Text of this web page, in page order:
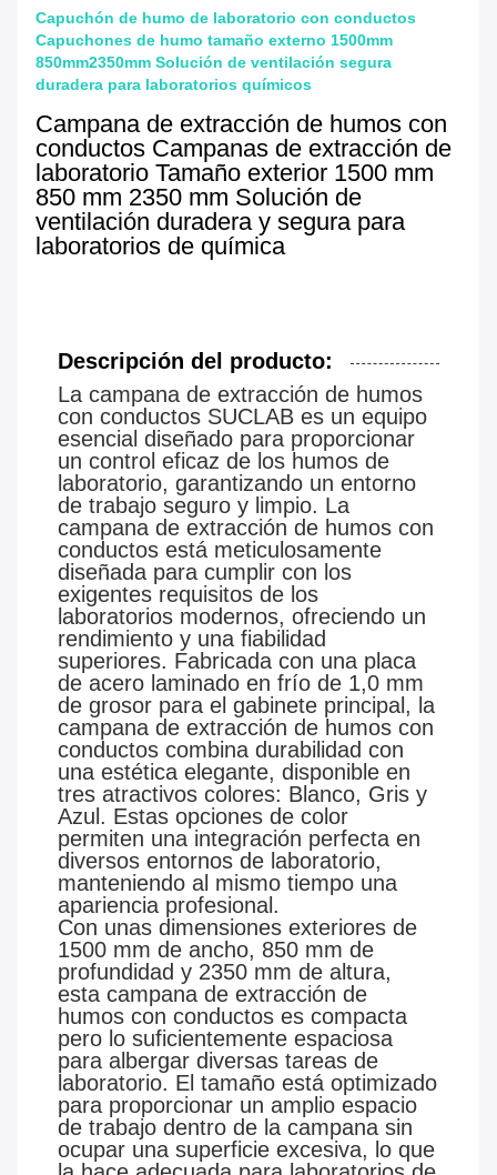
Capuchón de humo de laboratorio con conductos
Capuchones de humo tamaño externo 1500mm
850mm2350mm Solución de ventilación segura
duradera para laboratorios químicos
Campana de extracción de humos con
conductos Campanas de extracción de
laboratorio Tamaño exterior 1500 mm
850 mm 2350 mm Solución de
ventilación duradera y segura para
laboratorios de química
Descripción del producto:
La campana de extracción de humos
con conductos SUCLAB es un equipo
esencial diseñado para proporcionar
un control eficaz de los humos de
laboratorio, garantizando un entorno
de trabajo seguro y limpio. La
campana de extracción de humos con
conductos está meticulosamente
diseñada para cumplir con los
exigentes requisitos de los
laboratorios modernos, ofreciendo un
rendimiento y una fiabilidad
superiores. Fabricada con una placa
de acero laminado en frío de 1,0 mm
de grosor para el gabinete principal, la
campana de extracción de humos con
conductos combina durabilidad con
una estética elegante, disponible en
tres atractivos colores: Blanco, Gris y
Azul. Estas opciones de color
permiten una integración perfecta en
diversos entornos de laboratorio,
manteniendo al mismo tiempo una
apariencia profesional.
Con unas dimensiones exteriores de
1500 mm de ancho, 850 mm de
profundidad y 2350 mm de altura,
esta campana de extracción de
humos con conductos es compacta
pero lo suficientemente espaciosa
para albergar diversas tareas de
laboratorio. El tamaño está optimizado
para proporcionar un amplio espacio
de trabajo dentro de la campana sin
ocupar una superficie excesiva, lo que